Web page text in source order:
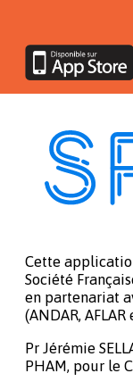
Cette
Société
en partenariat
(ANDAR, AFLAR
Pr Jérémie
PHAM, pour le